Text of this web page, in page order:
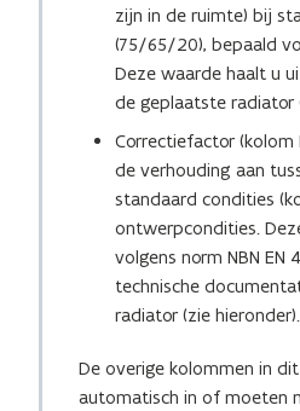
zijn in de ruimte) bij
(75/65/20), bepaald
Deze waarde haalt u
de geplaatste radiator
Correctiefactor
de verhouding aan
standaard condities
ontwerpcondities.
volgens norm NBN
technische
radiator (zie hieronder).
De overige kolommen in
automatisch in of moeten